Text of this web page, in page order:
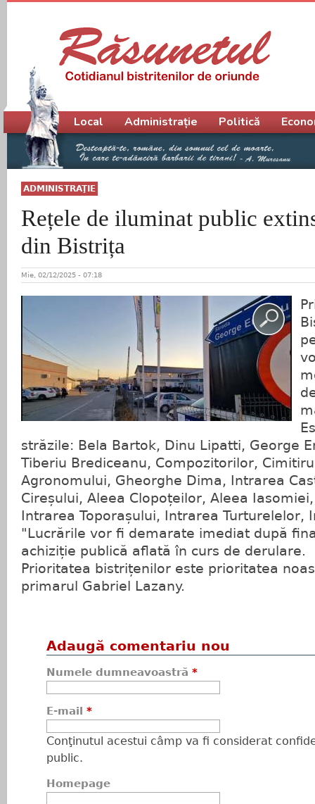
ADMINISTRAŢIE
Rețele de iluminat public
din Bistrița
Mie, 02/12/2025 - 07:18
străzile: Bela Bartok, Dinu Lipatti, George
Tiberiu Brediceanu, Compozitorilor,
Agronomului, Gheorghe Dima, Intrarea
Cireșului, Aleea Clopoțeilor, Aleea
Intrarea Toporașului, Intrarea Turturelelor,
"Lucrările vor fi demarate imediat după
achiziție publică aflată în curs de derulare.
Prioritatea bistrițenilor este prioritatea
primarul Gabriel Lazany.
Adaugă comentariu nou
Numele dumneavoastră *
E-mail *
Conţinutul acestui câmp va fi considerat
public.
Homepage
Meniu principal
Local Administrație Politică